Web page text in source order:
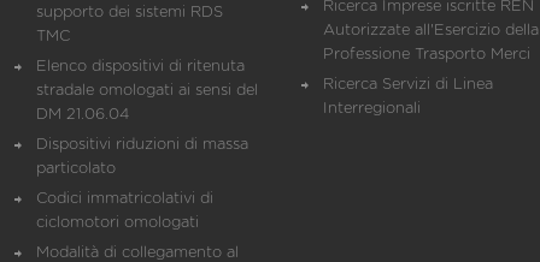
supporto dei sistemi RDS
TMC
Elenco dispositivi di ritenuta
stradale omologati ai sensi del
DM 21.06.04
Dispositivi riduzioni di massa
particolato
Codici immatricolativi di
ciclomotori omologati
Modalità di collegamento al
Ricerca Imprese iscritte REN
Autorizzate all'Esercizio della
Professione Trasporto Merci
Ricerca Servizi di Linea
Interregionali